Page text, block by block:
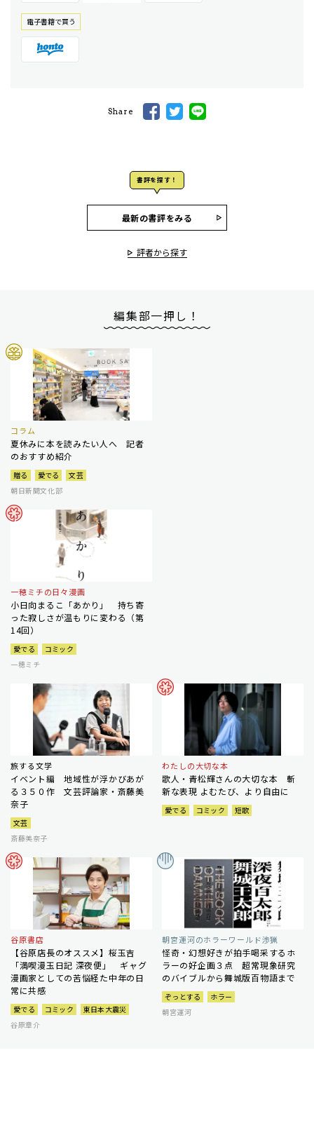
電⼦書籍で買う
Share
書評を探す！
最新の書評をみる
評者から探す
編集部一押し！
コラム
夏休みに本を読みたい人へ 記者
のおすすめ紹介
贈る 愛でる
文芸
朝日新聞文化部
一穂ミチの日々漫画
小日向まるこ「あかり」 持ち寄
った寂しさが温もりに変わる（第
14回）
愛でる
コミック
一穂ミチ
旅する文学
イベント編 地域性が浮かびあが
る３５０作 文芸評論家・斎藤美
奈子
文芸
斎藤美奈子
わたしの大切な本
歌人・青松輝さんの大切な本 斬
新な表現 よむたび、より自由に
愛でる コミック 短歌
谷原書店
【谷原店長のオススメ】桜玉吉
「満喫漫玉日記 深夜便」 ギャグ
漫画家としての苦悩経た中年の日
常に共感
愛でる コミック
東日本大震災
谷原章介
朝宮運河のホラーワールド渉猟
怪奇・幻想好きが拍手喝采するホ
ラーの好企画３点 超常現象研究
のバイブルから舞城版百物語まで
ぞっとする
ホラー
朝宮運河